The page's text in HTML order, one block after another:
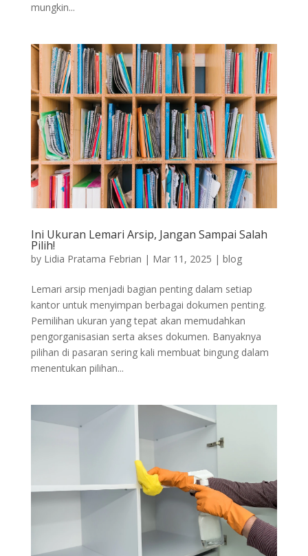
mungkin...
Ini Ukuran Lemari Arsip, Jangan Sampai Salah
Pilih!
by Lidia Pratama Febrian | Mar 11, 2025 | blog
Lemari arsip menjadi bagian penting dalam setiap
kantor untuk menyimpan berbagai dokumen penting.
Pemilihan ukuran yang tepat akan memudahkan
pengorganisasian serta akses dokumen. Banyaknya
pilihan di pasaran sering kali membuat bingung dalam
menentukan pilihan...